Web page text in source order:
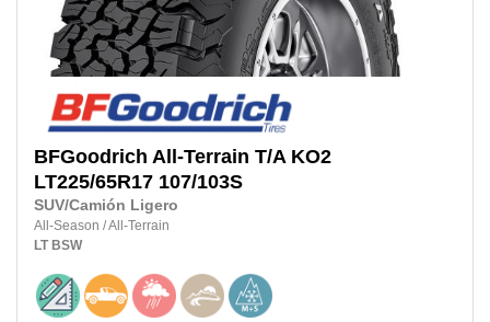
BFGoodrich All-Terrain T/A KO2
LT225/65R17 107/103S
SUV/Camión Ligero
All-Season /All-Terrain
LT BSW